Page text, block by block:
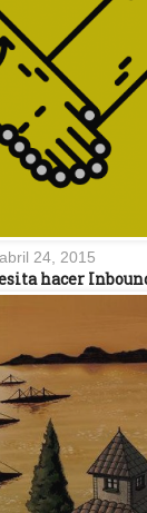
abril 24, 2015
hacer